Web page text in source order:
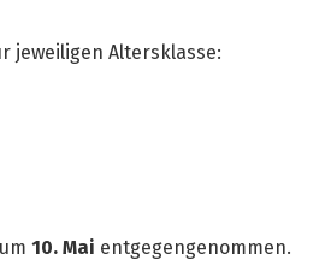
jeweiligen Altersklasse:
10. Mai entgegengenommen.